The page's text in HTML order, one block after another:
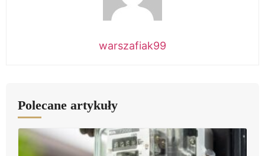
warszafiak99
Polecane artykuły